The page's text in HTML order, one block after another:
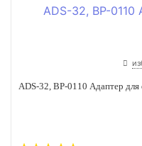
ADS-32, BP-0110 Адаптер